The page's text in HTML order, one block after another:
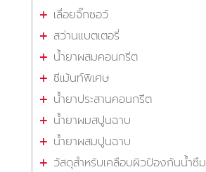
เลื่อยจิ๊กซอว์
สว่านแบตเตอรี่
น้ำยาผสมคอนกรีต
ซีเม้นท์พิเศษ
น้ำยาประสานคอนกรีต
น้ำยาผมสปูนฉาบ
น้ำยาผสมปูนฉาบ
วัสดุสำหรับเคลือบผิวป้องกันน้ำซึม